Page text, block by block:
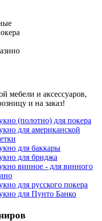
мебели и аксессуаров,
и на заказ!
(полотно) для покера
для американской
для баккары
для бриджа
винное - для винного
для русского покера
для Пунто Банко